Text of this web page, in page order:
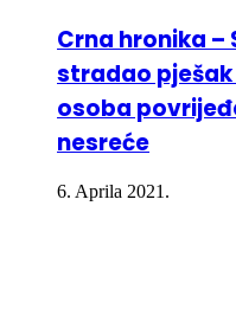
Crna hronika –
stradao pješak
osoba
nesreće
6. Aprila 2021.